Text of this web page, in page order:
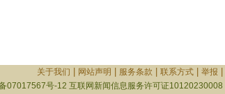
关于我们 网站声明 服务条款 联系方式| 举报
07017567号-12 互联网新闻信息服务许可证10120230008